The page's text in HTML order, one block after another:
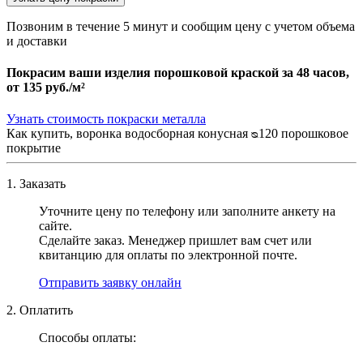
Позвоним в течение 5 минут и сообщим цену с учетом объема
и доставки
Покрасим ваши изделия порошковой краской за 48 часов,
от 135 руб./м²
Узнать стоимость покраски металла
Как купить, воронка водосборная конусная ᴓ120 порошковое
покрытие
1. Заказать
Уточните цену по телефону или заполните анкету на
сайте.
Сделайте заказ. Менеджер пришлет вам счет или
квитанцию для оплаты по электронной почте.
Отправить заявку онлайн
2. Оплатить
Способы оплаты: